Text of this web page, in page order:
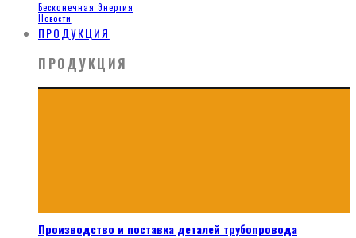
Бесконечная Энергия
Новости
ПРОДУКЦИЯ
ПРОДУКЦИЯ
Производство и поставка деталей трубопровода